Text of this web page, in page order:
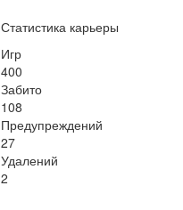
Статистика карьеры
Игр
400
Забито
108
Предупреждений
27
Удалений
2